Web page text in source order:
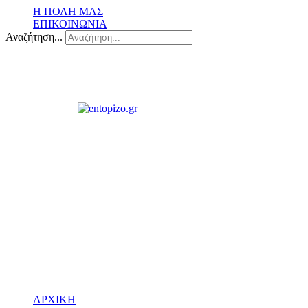
Η ΠΟΛΗ ΜΑΣ
ΕΠΙΚΟΙΝΩΝΙΑ
Αναζήτηση...
ΑΡΧΙΚΗ